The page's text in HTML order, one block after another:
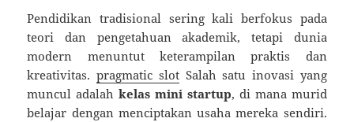
Pendidikan tradisional sering kali berfokus pada
teori dan pengetahuan akademik, tetapi dunia
modern menuntut keterampilan praktis dan
kreativitas.pragmatic slotSalah satu inovasi yang
muncul adalahkelas mini startup, di mana murid
belajar dengan menciptakan usaha mereka sendiri.